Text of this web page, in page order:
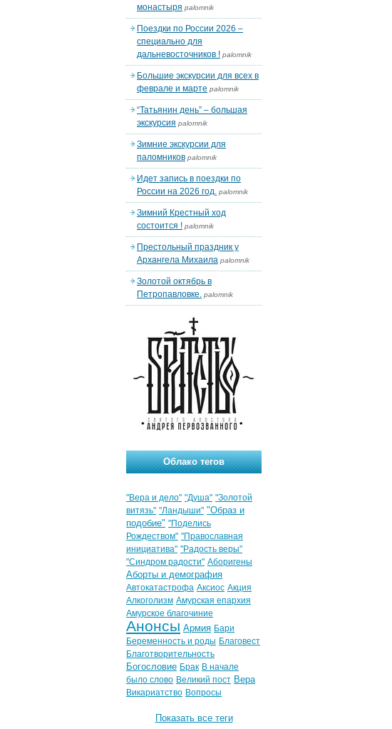
монастыря palomnik
Поездки по России 2026 –
специально для
дальневосточников ! palomnik
Большие экскурсии для всех в
феврале и марте palomnik
“Татьянин день” – большая
экскурсия palomnik
Зимние экскурсии для
паломников palomnik
Идет запись в поездки по
России на 2026 год. palomnik
Зимний Крестный ход
состоится ! palomnik
Престольный праздник у
Архангела Михаила palomnik
Золотой октябрь в
Петропавловке. palomnik
Облако тегов
"Вера и дело" "Душа" "Золотой
витязь" "Ландыши" "Образ и
подобие" "Поделись
Рождеством" "Православная
инициатива" "Радость веры"
"Синдром радости" Аборигены
Аборты и демография
Автокатастрофа Аксиос Акция
Алкоголизм Амурская епархия
Амурское благочиние
Анонсы Армия Бари
Беременность и роды Благовест
Благотворительность
Богословие Брак В начале
было слово Великий пост Вера
Викариатство Вопросы
Показать все теги